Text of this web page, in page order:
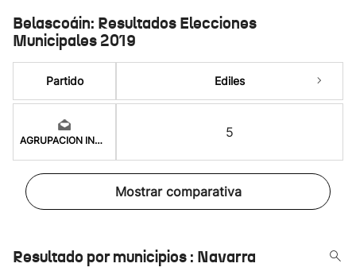
Belascoáin: Resultados Elecciones
Municipales 2019
Partido
AGRUPACION INDEPENDI
Ediles
5
Mostrar comparativa
Resultado por municipios : Navarra